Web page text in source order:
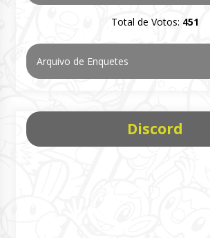
Total de Votos: 451
Arquivo de Enquetes
Discord